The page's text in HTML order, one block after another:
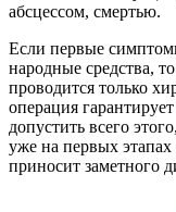
абсцессом, смертью.
Если первые
народные средства,
проводится только
операция
допустить всего
уже на первых этапах
приносит заметного